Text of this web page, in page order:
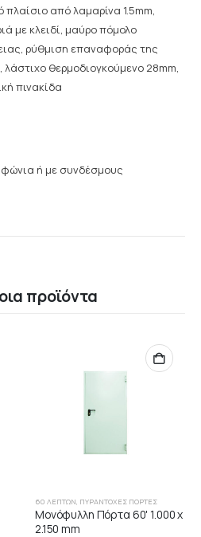
πλαίσιο από λαμαρίνα 1.5mm,
με κλειδί, μαύρο πόμολο
ρύθμιση επαναφοράς της
λάστιχο θερμοδιογκούμενο 28mm,
πινακίδα
ή με συνδέσμους
προϊόντα
60 ΛΕΠΤΏΝ, ΠΥΡΆΝΤΟΧΕΣ ΠΌΡΤΕΣ
Μονόφυλλη Πόρτα 60' 1.000 x
2.150 mm